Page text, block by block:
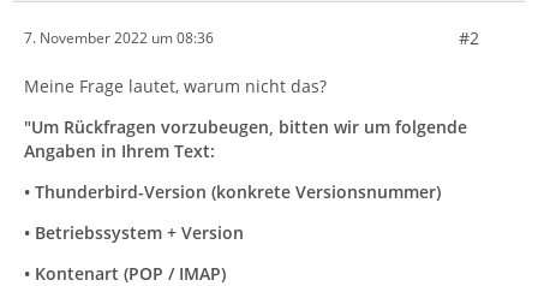
7. November 2022 um 08:36 #2
Meine Frage lautet, warum nicht das?
"Um Rückfragen vorzubeugen, bitten wir um folgende
Angaben in Ihrem Text:
• Thunderbird-Version (konkrete Versionsnummer)
• Betriebssystem + Version
• Kontenart (POP / IMAP)